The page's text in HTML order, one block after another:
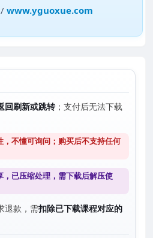
/www.yguoxue.com
回刷新或跳转；支付后无法下载
，不懂可询问；购买后不支持任何
，已压缩处理，需下载后解压使
退款，需扣除已下载课程对应的